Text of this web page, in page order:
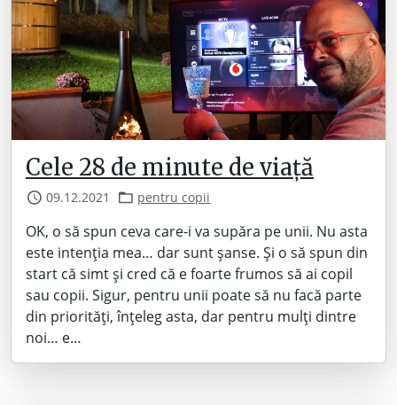
Cele 28 de minute de viață
09.12.2021 pentru copii
OK, o să spun ceva care-i va supăra pe unii. Nu asta
este intenția mea… dar sunt șanse. Și o să spun din
start că simt și cred că e foarte frumos să ai copil
sau copii. Sigur, pentru unii poate să nu facă parte
din priorități, înțeleg asta, dar pentru mulți dintre
noi… e…